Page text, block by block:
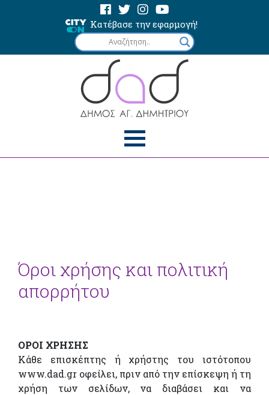
Κατέβασε την εφαρμογή!
Όροι χρήσης και πολιτική
απορρήτου
ΟΡΟΙ ΧΡΗΣΗΣ
Κάθε επισκέπτης ή χρήστης του ιστότοπου
www.dad.gr οφείλει, πριν από την επίσκεψη ή τη
χρήση των σελίδων, να διαβάσει και να